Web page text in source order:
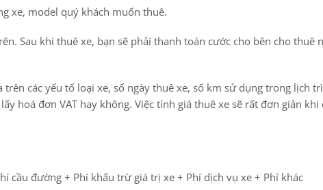
xe, model quý khách muốn thuê.
Sau khi thuê xe, bạn sẽ phải thanh toán cước cho bên cho thuê
các yếu tố loại xe, số ngày thuê xe, số km sử dụng trong lịch
hoá đơn VAT hay không. Việc tính giá thuê xe sẽ rất đơn giản khi
cầu đường + Phí khấu trừ giá trị xe + Phí dịch vụ xe + Phí khác